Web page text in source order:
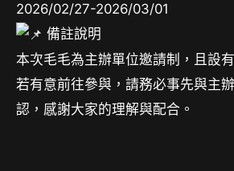
2026/02/27-2026/03/01
備註說明
本次毛毛為主辦單位邀請制，且設
若有意前往參與，請務必事先與主
認，感謝大家的理解與配合。